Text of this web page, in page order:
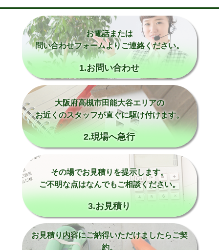
お電話または
問い合わせフォームよりご連絡ください。
1.お問い合わせ
大阪府高槻市田能大谷エリアの
お近くのスタッフが直ぐに駆け付けます。
2.現場へ急行
その場でお見積りを提示します。
ご不明な点はなんでもご相談ください。
3.お見積り
お見積り内容にご納得いただけましたらご契
約。